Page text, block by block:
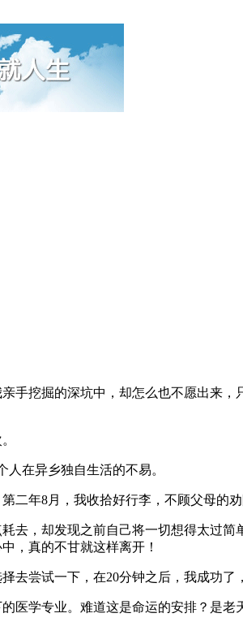
手挖掘的深坑中，却怎么也不愿出来，
在异乡独自生活的不易。
年8月，我收拾好行李，不顾父母的劝
去，却发现之前自己将一切想得太过简
，真的不甘就这样离开！
尝试一下，在20分钟之后，我成功了
医学专业。难道这是命运的安排？是老